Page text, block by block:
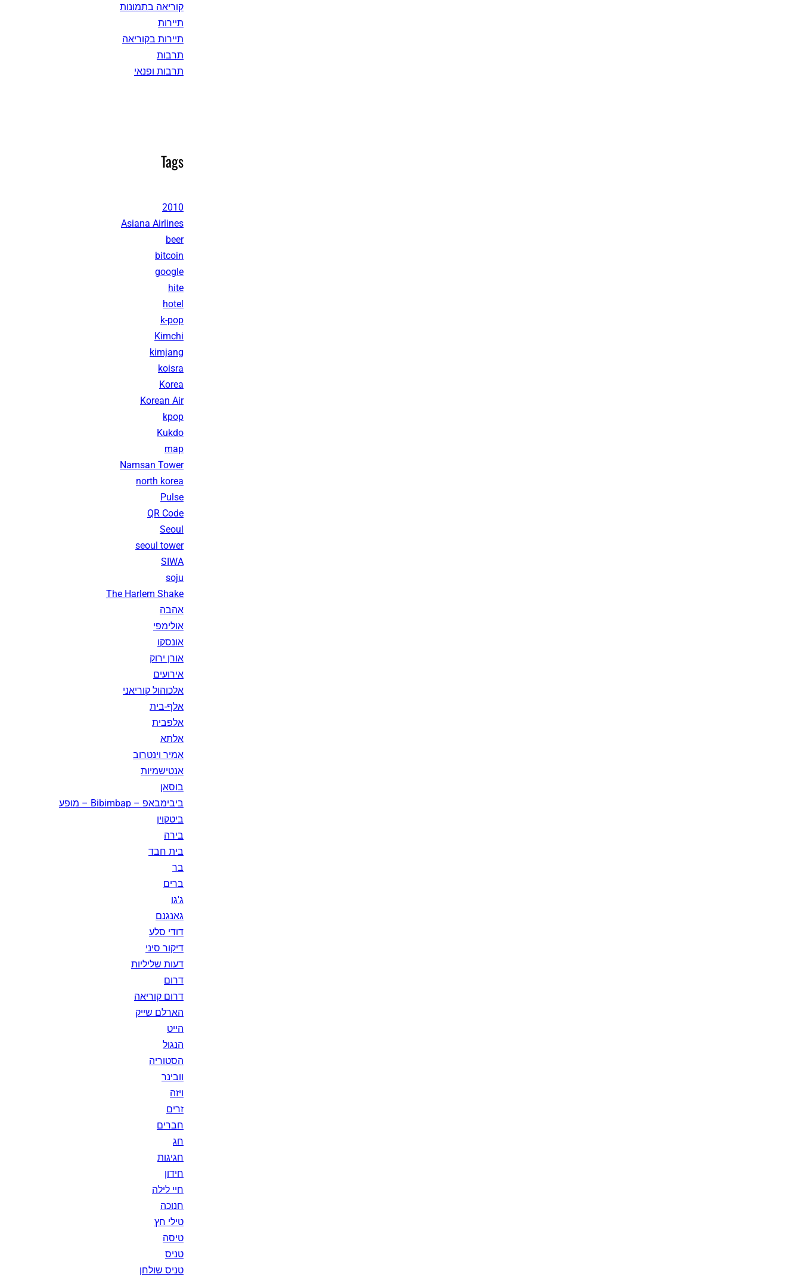
קוריאה בתמונות
תיירות
תיירות בקוריאה
תרבות
תרבות ופנאי
Tags
2010
Asiana Airlines
beer
bitcoin
google
hite
hotel
k-pop
Kimchi
kimjang
koisra
Korea
Korean Air
kpop
Kukdo
map
Namsan Tower
north korea
Pulse
QR Code
Seoul
seoul tower
SIWA
soju
The Harlem Shake
אהבה
אולימפי
אונסקו
אורן ירוק
אירועים
אלכוהול קוריאני
אלף-בית
אלפבית
אלתא
אמיר וינטרוב
אנטישמיות
בוסאן
ביבימבאפ – Bibimbap – מופע
ביטקוין
בירה
בית חבד
בר
ברים
ג'גו
גאנגנם
דודי סלע
דיקור סיני
דעות שליליות
דרום
דרום קוריאה
הארלם שייק
הייט
הנגול
הסטוריה
וובינר
ויזה
זרים
חברים
חג
חגיגות
חידון
חיי לילה
חנוכה
טילי חץ
טיסה
טניס
טניס שולחן